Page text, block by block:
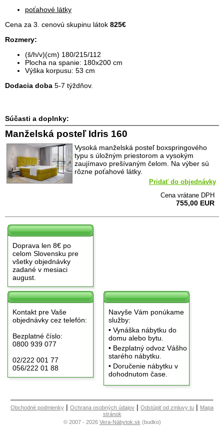
poťahové látky
Cena za 3. cenovú skupinu látok 825€
Rozmery:
(š/h/v)(cm) 180/215/112
Plocha na spanie: 180x200 cm
Výška korpusu: 53 cm
Dodacia doba 5-7 týždňov.
Súčasti a doplnky:
Manželská posteľ Idris 160
Vysoká manželská posteľ boxspringového
typu s úložným priestorom a vysokým
zaujímavo prešívaným čelom. Na výber sú
rôzne poťahové látky.
Pridať do objednávky
Cena vrátane DPH
755,00 EUR
Doprava len 8€ po
celom Slovensku pre
všetky objednávky
zadané v mesiaci
august.
Kontakt pre Vaše
objednávky cez telefón:
Bezplatné číslo:
0800 939 077
02/222 001 77
056/222 01 88
Navyše Vám ponúkame
služby:
• Vynáška nábytku do
domu alebo bytu.
• Bezplatný odvoz Vášho
starého nábytku.
• Doručenie nábytku v
dohodnutom čase.
Obchodné podmienky | Ochrana osobných údajov | Odstúpiť od zmluvy tu | Mapa
stránok
© 2007 - 2026 Vera-Nábytok.sk (budko)